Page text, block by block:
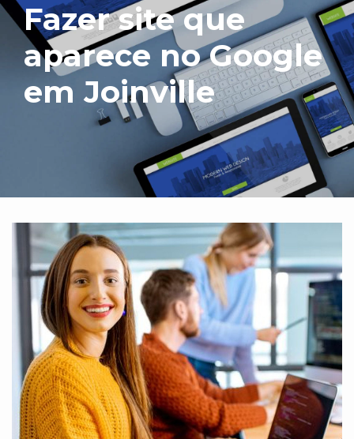
Fazer site que
aparece no Google
em Joinville